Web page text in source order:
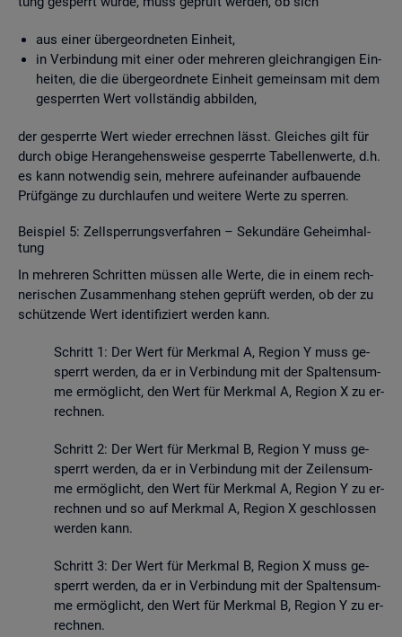
aus einer über­ge­ord­ne­ten Ein­heit,
in Ver­bin­dung mit einer oder meh­re­ren gleich­ran­gi­gen Ein­
hei­ten, die die über­ge­ord­ne­te Ein­heit ge­mein­sam mit dem
ge­sperr­ten Wert voll­stän­dig ab­bil­den,
der ge­sperr­te Wert wie­der er­rech­nen lässt. Glei­ches gilt für
durch obige Her­an­ge­hens­wei­se ge­sperr­te Ta­bel­len­wer­te, d.h.
es kann not­wen­dig sein, meh­re­re auf­ein­an­der auf­bau­en­de
Prüf­gän­ge zu durch­lau­fen und wei­te­re Werte zu sper­ren.
Bei­spiel 5: Zell­sper­rungs­ver­fah­ren – Se­kun­dä­re Ge­heim­hal­
tung
In meh­re­ren Schrit­ten müs­sen alle Werte, die in einem rech­
ne­ri­schen Zu­sam­men­hang ste­hen ge­prüft wer­den, ob der zu
schüt­zen­de Wert iden­ti­fi­ziert wer­den kann.
Schritt 1: Der Wert für Merk­mal A, Re­gi­on Y muss ge­
sperrt wer­den, da er in Ver­bin­dung mit der Spal­ten­sum­
me er­mög­licht, den Wert für Merk­mal A, Re­gi­on X zu er­
rech­nen.
Schritt 2: Der Wert für Merk­mal B, Re­gi­on Y muss ge­
sperrt wer­den, da er in Ver­bin­dung mit der Zei­len­sum­
me er­mög­licht, den Wert für Merk­mal A, Re­gi­on Y zu er­
rech­nen und so auf Merk­mal A, Re­gi­on X ge­schlos­sen
wer­den kann.
Schritt 3: Der Wert für Merk­mal B, Re­gi­on X muss ge­
sperrt wer­den, da er in Ver­bin­dung mit der Spal­ten­sum­
me er­mög­licht, den Wert für Merk­mal B, Re­gi­on Y zu er­
rech­nen.